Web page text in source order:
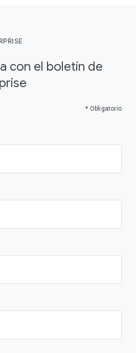
con el boletín de
* Obligatorio